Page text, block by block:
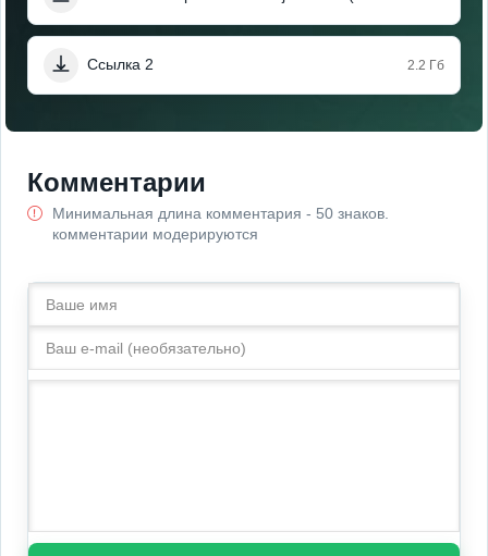
Ссылка 2 2.2 Гб
Комментарии
Минимальная длина комментария - 50 знаков.
комментарии модерируются